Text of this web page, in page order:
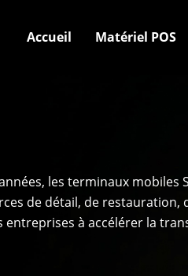
Accueil Matériel POS
les terminaux mobiles
de détail, de restauration,
entreprises à accélérer la